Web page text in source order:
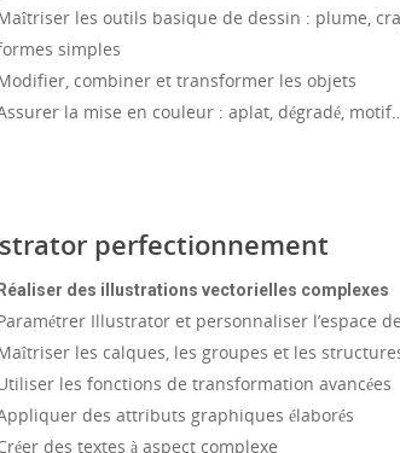
les outils basique de dessin : plume,
simples
combiner et transformer les objets
la mise en couleur : aplat, dégradé,
perfectionnement
Réaliser des illustrations vectorielles complexes
Illustrator et personnaliser l’espace
les calques, les groupes et les
les fonctions de transformation avancées
des attributs graphiques élaborés
des textes à aspect complexe